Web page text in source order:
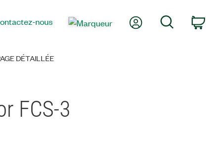
nous Mon compte
DÉTAILLÉE
FCS-3